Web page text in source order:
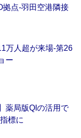
拠点‐羽田空港隣接
万人超が来場‐第26
ー
薬局版QIの活用で
標に